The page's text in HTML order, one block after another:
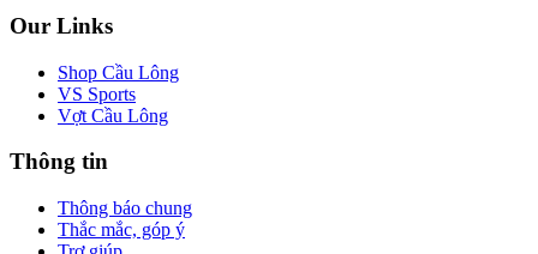
Our Links
Shop Cầu Lông
VS Sports
Vợt Cầu Lông
Thông tin
Thông báo chung
Thắc mắc, góp ý